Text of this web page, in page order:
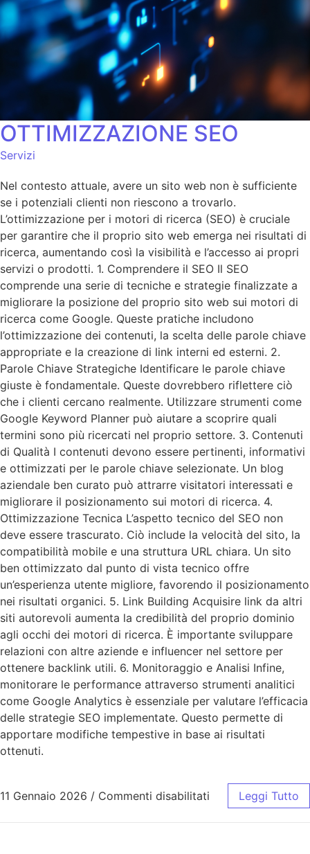
OTTIMIZZAZIONE SEO
Servizi
Nel contesto attuale, avere un sito web non è sufficiente
se i potenziali clienti non riescono a trovarlo.
L’ottimizzazione per i motori di ricerca (SEO) è cruciale
per garantire che il proprio sito web emerga nei risultati di
ricerca, aumentando così la visibilità e l’accesso ai propri
servizi o prodotti. 1. Comprendere il SEO Il SEO
comprende una serie di tecniche e strategie finalizzate a
migliorare la posizione del proprio sito web sui motori di
ricerca come Google. Queste pratiche includono
l’ottimizzazione dei contenuti, la scelta delle parole chiave
appropriate e la creazione di link interni ed esterni. 2.
Parole Chiave Strategiche Identificare le parole chiave
giuste è fondamentale. Queste dovrebbero riflettere ciò
che i clienti cercano realmente. Utilizzare strumenti come
Google Keyword Planner può aiutare a scoprire quali
termini sono più ricercati nel proprio settore. 3. Contenuti
di Qualità I contenuti devono essere pertinenti, informativi
e ottimizzati per le parole chiave selezionate. Un blog
aziendale ben curato può attrarre visitatori interessati e
migliorare il posizionamento sui motori di ricerca. 4.
Ottimizzazione Tecnica L’aspetto tecnico del SEO non
deve essere trascurato. Ciò include la velocità del sito, la
compatibilità mobile e una struttura URL chiara. Un sito
ben ottimizzato dal punto di vista tecnico offre
un’esperienza utente migliore, favorendo il posizionamento
nei risultati organici. 5. Link Building Acquisire link da altri
siti autorevoli aumenta la credibilità del proprio dominio
agli occhi dei motori di ricerca. È importante sviluppare
relazioni con altre aziende e influencer nel settore per
ottenere backlink utili. 6. Monitoraggio e Analisi Infine,
monitorare le performance attraverso strumenti analitici
come Google Analytics è essenziale per valutare l’efficacia
delle strategie SEO implementate. Questo permette di
apportare modifiche tempestive in base ai risultati
ottenuti.
11 Gennaio 2026 / Commenti disabilitati Leggi Tutto